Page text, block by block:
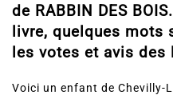
de RABBIN DES
livre, quelques mots
les votes et avis des
Voici un enfant de Chevilly-